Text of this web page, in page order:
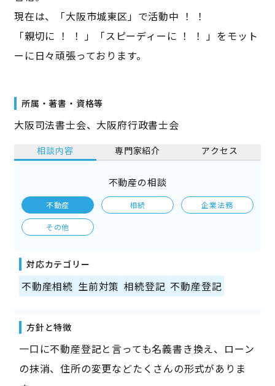
現在は、「大阪市城東区」で活動中 ！ ！
「親切に ！ ！ 」「スピーディーに ！ ！ 」をモット
ーに日々頑張っております。
所属・著書・資格等
大阪司法書士会、大阪府行政書士会
相談内容 専門家紹介 アクセス
不動産の相談
不動産 相続 企業法務
その他
対応カテゴリー
不動産相続 生前対策 相続登記 不動産登記
方針と特徴
一口に不動産登記と言っても名義書き換え、ローン
の抹消、住所の変更などたくさんの形式がありま